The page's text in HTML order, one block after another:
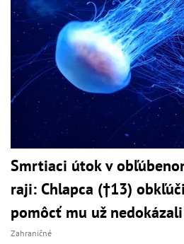
Smrtiaci útok v
raji: Chlapca (†13)
pomôcť mu už nedokázali
Zahraničné